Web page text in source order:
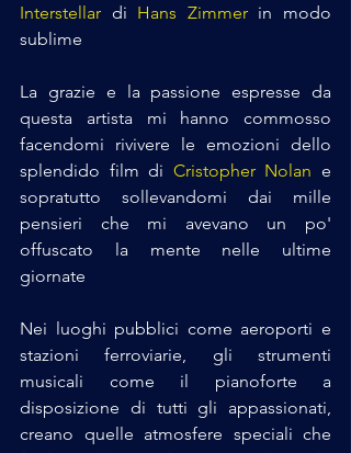
Interstellar di Hans Zimmer in modo
sublime
La grazie e la passione espresse da
questa artista mi hanno commosso
facendomi rivivere le emozioni dello
splendido film di Cristopher Nolan e
sopratutto sollevandomi dai mille
pensieri che mi avevano un po'
offuscato la mente nelle ultime
giornate
Nei luoghi pubblici come aeroporti e
stazioni ferroviarie, gli strumenti
musicali come il pianoforte a
disposizione di tutti gli appassionati,
creano quelle atmosfere speciali che